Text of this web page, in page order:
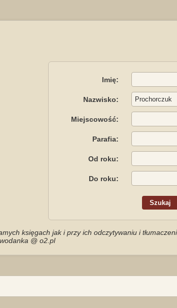
Imię:
Nazwisko:
Miejscowość:
Parafia:
Od roku:
Do roku:
księgach jak i przy ich odczytywaniu i
@ o2.pl